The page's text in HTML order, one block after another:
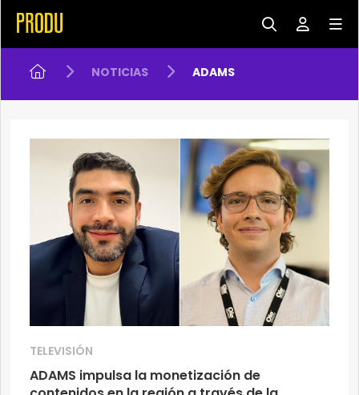
NOTICIAS ADAMS
TELEVISIÓN
ADAMS impulsa la monetización de